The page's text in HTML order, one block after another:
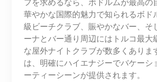
フを求めるなら、ボドルムが最高の
華やかな国際的魅力で知られるボド
級ビーチクラブ、賑やかなバー、そ
ーナとバー通り周辺にはトルコ最大
な屋外ナイトクラブが数多くありま
は、明確にハイエナジーでバケーシ
ーティーシーンが提供されます。